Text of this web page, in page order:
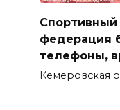
Спортивный
федерация
телефоны,
Кемеровская